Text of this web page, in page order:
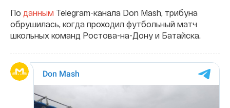
По данным Telegram-канала Don Mash, трибуна
обрушилась, когда проходил футбольный матч
школьных команд Ростова-на-Дону и Батайска.